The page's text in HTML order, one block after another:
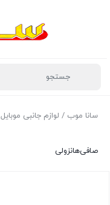
سانا موب / لوازم جانبی موبایل
صافی‌هانزولی